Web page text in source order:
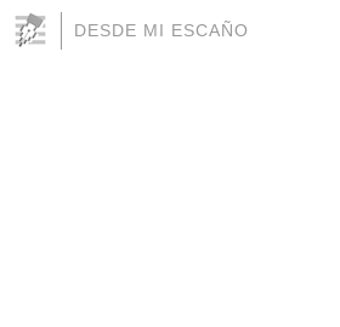
DESDE MI ESCAÑO